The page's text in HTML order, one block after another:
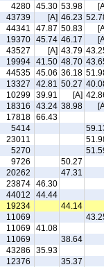
53.98
45.30
4280
46.23
[A]
43739
50.83
47.87
44341
46.17
45.74
19370
43.79
[A]
43527
48.70
41.50
19994
36.18
45.06
44535
50.27
42.81
13327
[A]
39.91
10299
38.98
43.24
18316
66.43
17818
5414
23011
5270
50.27
9726
47.31
20262
46.30
23874
44.44
44012
44.14
19234
11069
41.08
11069
38.64
11069
35.93
43286
35.37
12376